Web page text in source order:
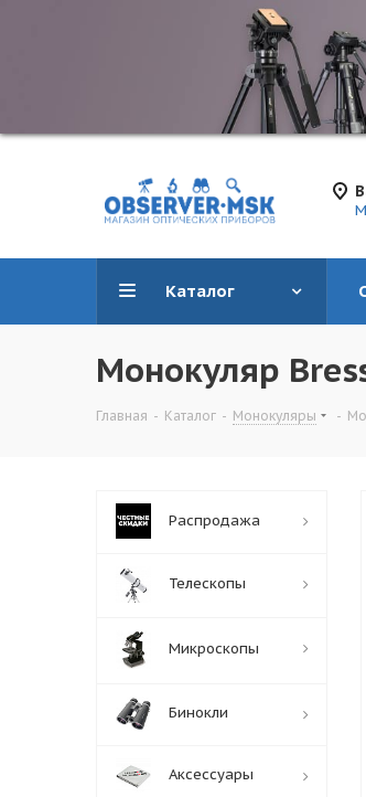
Каталог
Монокуляр
Главная - Каталог - Монокуляры -
Распродажа
Телескопы
Микроскопы
Бинокли
Аксессуары